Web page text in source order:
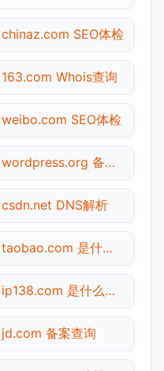
chinaz.com SEO体检
163.com Whois查询
weibo.com SEO体检
wordpress.org 备案查询
csdn.net DNS解析
taobao.com 是什么网站
ip138.com 是什么网站
jd.com 备案查询